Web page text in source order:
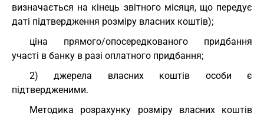
визначається на кінець звітного місяця, що передує
даті підтвердження розміру власних коштів);
ціна прямого/опосередкованого придбання
участі в банку в разі оплатного придбання;
2) джерела власних коштів особи є
підтвердженими.
Методика розрахунку розміру власних коштів